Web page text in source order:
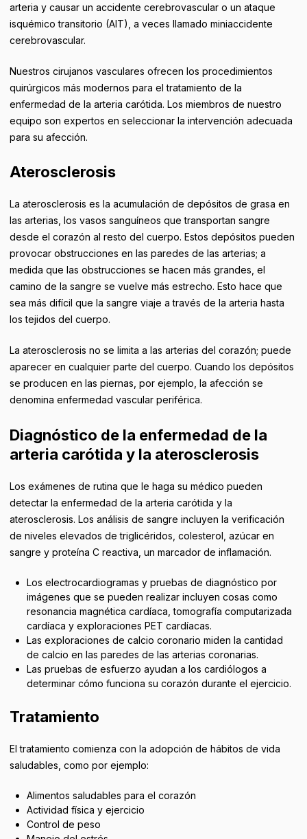
arteria y causar un accidente cerebrovascular o un ataque
isquémico transitorio (AIT), a veces llamado miniaccidente
cerebrovascular.
Nuestros cirujanos vasculares ofrecen los procedimientos
quirúrgicos más modernos para el tratamiento de la
enfermedad de la arteria carótida. Los miembros de nuestro
equipo son expertos en seleccionar la intervención adecuada
para su afección.
Aterosclerosis
La aterosclerosis es la acumulación de depósitos de grasa en
las arterias, los vasos sanguíneos que transportan sangre
desde el corazón al resto del cuerpo. Estos depósitos pueden
provocar obstrucciones en las paredes de las arterias; a
medida que las obstrucciones se hacen más grandes, el
camino de la sangre se vuelve más estrecho. Esto hace que
sea más difícil que la sangre viaje a través de la arteria hasta
los tejidos del cuerpo.
La aterosclerosis no se limita a las arterias del corazón; puede
aparecer en cualquier parte del cuerpo. Cuando los depósitos
se producen en las piernas, por ejemplo, la afección se
denomina enfermedad vascular periférica.
Diagnóstico de la enfermedad de la
arteria carótida y la aterosclerosis
Los exámenes de rutina que le haga su médico pueden
detectar la enfermedad de la arteria carótida y la
aterosclerosis. Los análisis de sangre incluyen la verificación
de niveles elevados de triglicéridos, colesterol, azúcar en
sangre y proteína C reactiva, un marcador de inflamación.
Los electrocardiogramas y pruebas de diagnóstico por
imágenes que se pueden realizar incluyen cosas como
resonancia magnética cardíaca, tomografía computarizada
cardíaca y exploraciones PET cardíacas.
Las exploraciones de calcio coronario miden la cantidad
de calcio en las paredes de las arterias coronarias.
Las pruebas de esfuerzo ayudan a los cardiólogos a
determinar cómo funciona su corazón durante el ejercicio.
Tratamiento
El tratamiento comienza con la adopción de hábitos de vida
saludables, como por ejemplo:
Alimentos saludables para el corazón
Actividad física y ejercicio
Control de peso